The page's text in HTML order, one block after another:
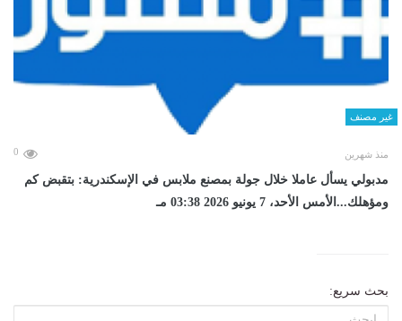
غير مصنف
منذ شهرين 0
مدبولي يسأل عاملا خلال جولة بمصنع ملابس في الإسكندرية: بتقبض كم
ومؤهلك...الأمس الأحد، 7 يونيو 2026 03:38 مـ
بحث سريع: